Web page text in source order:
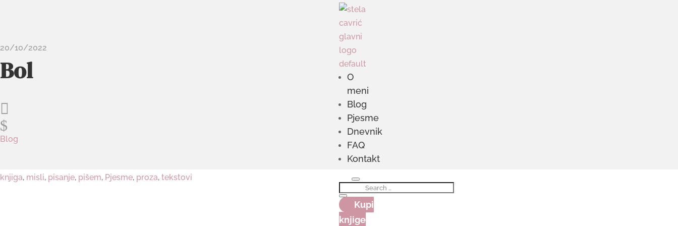
O
meni
Blog
Pjesme
Dnevnik
FAQ
Kontakt
Kupi
knjige
20/10/2022
Bol

$
Blog
knjiga, misli, pisanje, pišem, Pjesme, proza, tekstovi